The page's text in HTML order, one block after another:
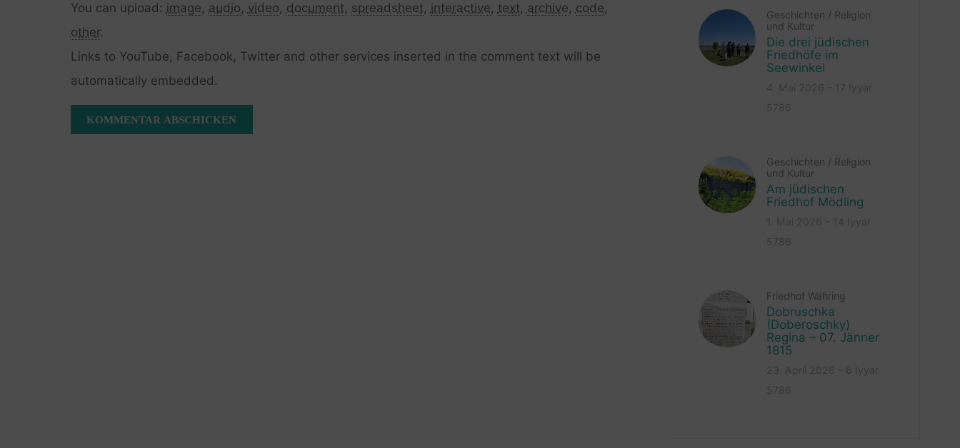
You can upload: image, audio, video, document, spreadsheet, interactive, text, archive, code,
other.
Links to YouTube, Facebook, Twitter and other services inserted in the comment text will be
automatically embedded.
Geschichten / Religion
und Kultur
Die drei jüdischen
Friedhöfe im
Seewinkel
Geschichten / Religion
und Kultur
Am jüdischen
Friedhof Mödling
Friedhof Währing
Dobruschka
(Doberoschky)
Regina – 07. Jänner
1815